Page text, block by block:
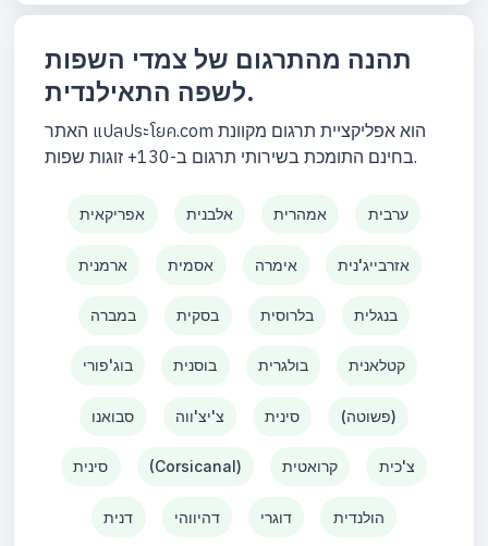
תהנה מהתרגום של צמדי השפות
לשפה התאילנדית.
האתר แปลประโยค.com הוא אפליקציית תרגום מקוונת
בחינם התומכת בשירותי תרגום ב-130+ זוגות שפות.
אפריקאית אלבנית אמהרית ערבית
ארמנית אסמית אימרה אזרבייג'נית
במברה בסקית בלרוסית בנגלית
בוג'פורי בוסנית בולגרית קטלאנית
סבואנו צ'יצ'ווה סינית (פשוטה)
סינית (Corsicanal) קרואטית צ'כית
דנית דהיווהי דוגרי הולנדית